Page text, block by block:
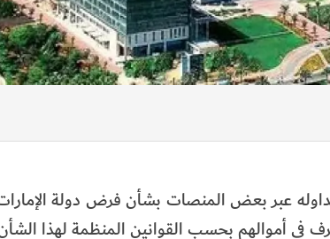
عبر بعض المنصات بشأن فرض دولة
في أموالهم بحسب القوانين المنظمة لهذا